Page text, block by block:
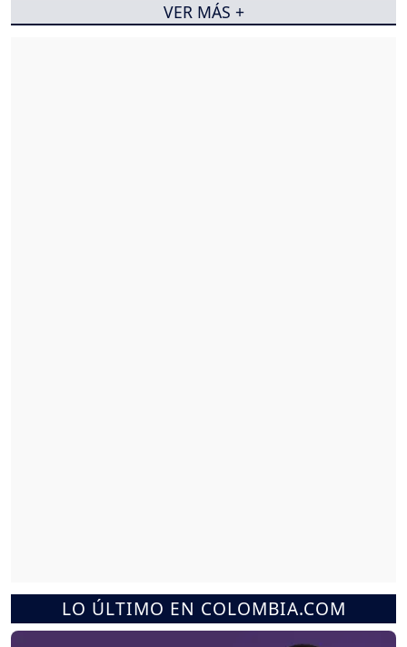
LO ÚLTIMO EN COLOMBIA.COM
VER MÁS +